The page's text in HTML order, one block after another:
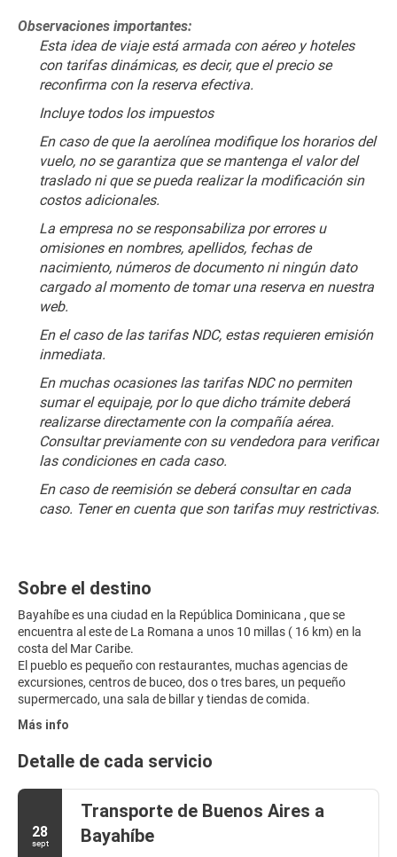
Observaciones importantes:
Esta idea de viaje está armada con aéreo y hoteles
con tarifas dinámicas, es decir, que el precio se
reconfirma con la reserva efectiva.
Incluye todos los impuestos
En caso de que la aerolínea modifique los horarios del
vuelo, no se garantiza que se mantenga el valor del
traslado ni que se pueda realizar la modificación sin
costos adicionales.
La empresa no se responsabiliza por errores u
omisiones en nombres, apellidos, fechas de
nacimiento, números de documento ni ningún dato
cargado al momento de tomar una reserva en nuestra
web.
En el caso de las tarifas NDC, estas requieren emisión
inmediata.
En muchas ocasiones las tarifas NDC no permiten
sumar el equipaje, por lo que dicho trámite deberá
realizarse directamente con la compañía aérea.
Consultar previamente con su vendedora para verificar
las condiciones en cada caso.
En caso de reemisión se deberá consultar en cada
caso. Tener en cuenta que son tarifas muy restrictivas.
Sobre el destino
Bayahíbe es una ciudad en la República Dominicana , que se
encuentra al este de La Romana a unos 10 millas ( 16 km) en la
costa del Mar Caribe.
El pueblo es pequeño con restaurantes, muchas agencias de
excursiones, centros de buceo, dos o tres bares, un pequeño
supermercado, una sala de billar y tiendas de comida.
Más info
Detalle de cada servicio
28
sept
Transporte de Buenos Aires a
Bayahíbe